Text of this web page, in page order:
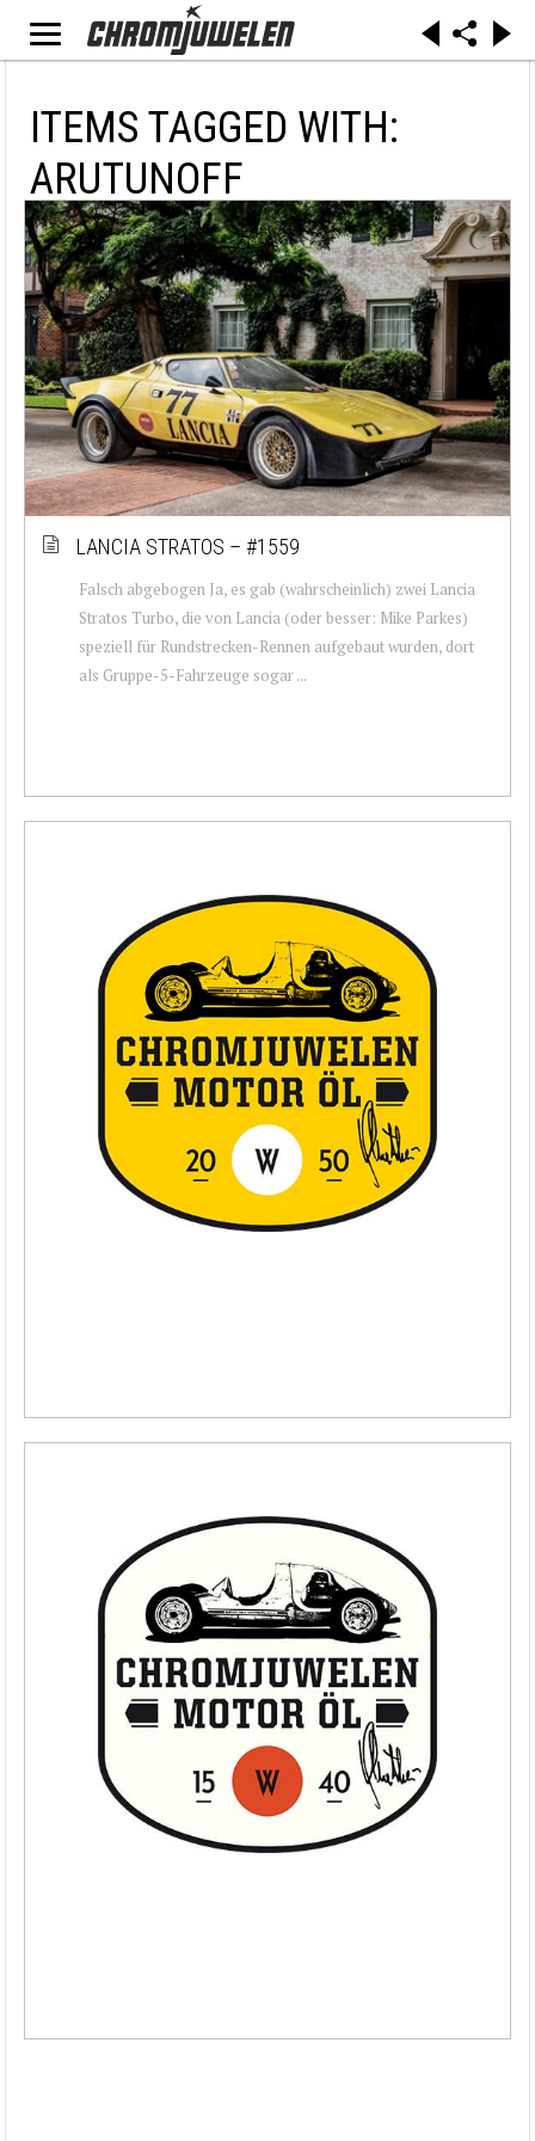
ITEMS TAGGED WITH:
ARUTUNOFF
LANCIA STRATOS – #1559
Falsch abgebogen Ja, es gab (wahrscheinlich) zwei Lancia
Stratos Turbo, die von Lancia (oder besser: Mike Parkes)
speziell für Rundstrecken-Rennen aufgebaut wurden, dort
als Gruppe-5-Fahrzeuge sogar ...